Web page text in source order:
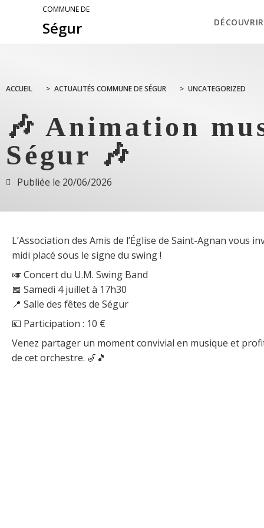
COMMUNE DE
Ségur DÉCOUVRIR
ACCUEIL > ACTUALITÉS COMMUNE DE SÉGUR > UNCATEGORIZED
🎶 Animation
Ségur 🎶
Publiée le 20/06/2026
L’Association des Amis de l’Église de Saint-Agnan vous
midi placé sous le signe du swing !
🎺 Concert du U.M. Swing Band
📅 Samedi 4 juillet à 17h30
📍 Salle des fêtes de Ségur
💶 Participation : 10 €
Venez partager un moment convivial en musique et
de cet orchestre. 🎷🎵